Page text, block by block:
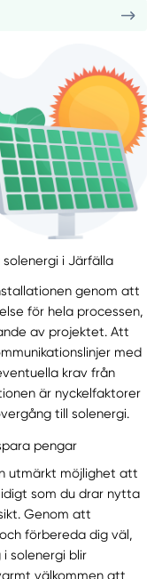
i Järfälla
genom att
för hela processen,
av projektet. Att
med
krav från
är nyckelfaktorer
till solenergi.
pengar
utmärkt möjlighet att
som du drar nytta
Genom att
förbereda dig väl,
solenergi blir
välkommen att